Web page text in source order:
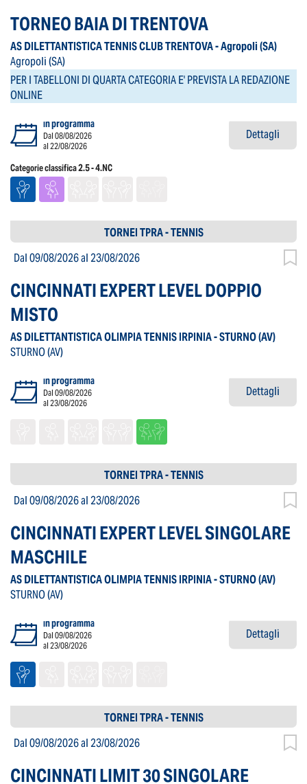
TORNEO BAIA DI TRENTOVA
AS DILETTANTISTICA TENNIS CLUB TRENTOVA - Agropoli(SA)
Agropoli(SA)
PER I TABELLONI DI QUARTA CATEGORIA E' PREVISTA LA REDAZIONE
ONLINE
in programma
Dal 08/08/2026
al 22/08/2026
Dettagli
Categorie classifica 2.5 - 4.NC
TORNEI TPRA - TENNIS
Dal 09/08/2026al 23/08/2026
CINCINNATI EXPERT LEVEL DOPPIO
MISTO
AS DILETTANTISTICA OLIMPIA TENNIS IRPINIA - STURNO(AV)
STURNO(AV)
in programma
Dal 09/08/2026
al 23/08/2026
Dettagli
TORNEI TPRA - TENNIS
Dal 09/08/2026al 23/08/2026
CINCINNATI EXPERT LEVEL SINGOLARE
MASCHILE
AS DILETTANTISTICA OLIMPIA TENNIS IRPINIA - STURNO(AV)
STURNO(AV)
in programma
Dal 09/08/2026
al 23/08/2026
Dettagli
TORNEI TPRA - TENNIS
Dal 09/08/2026al 23/08/2026
CINCINNATI LIMIT 30 SINGOLARE